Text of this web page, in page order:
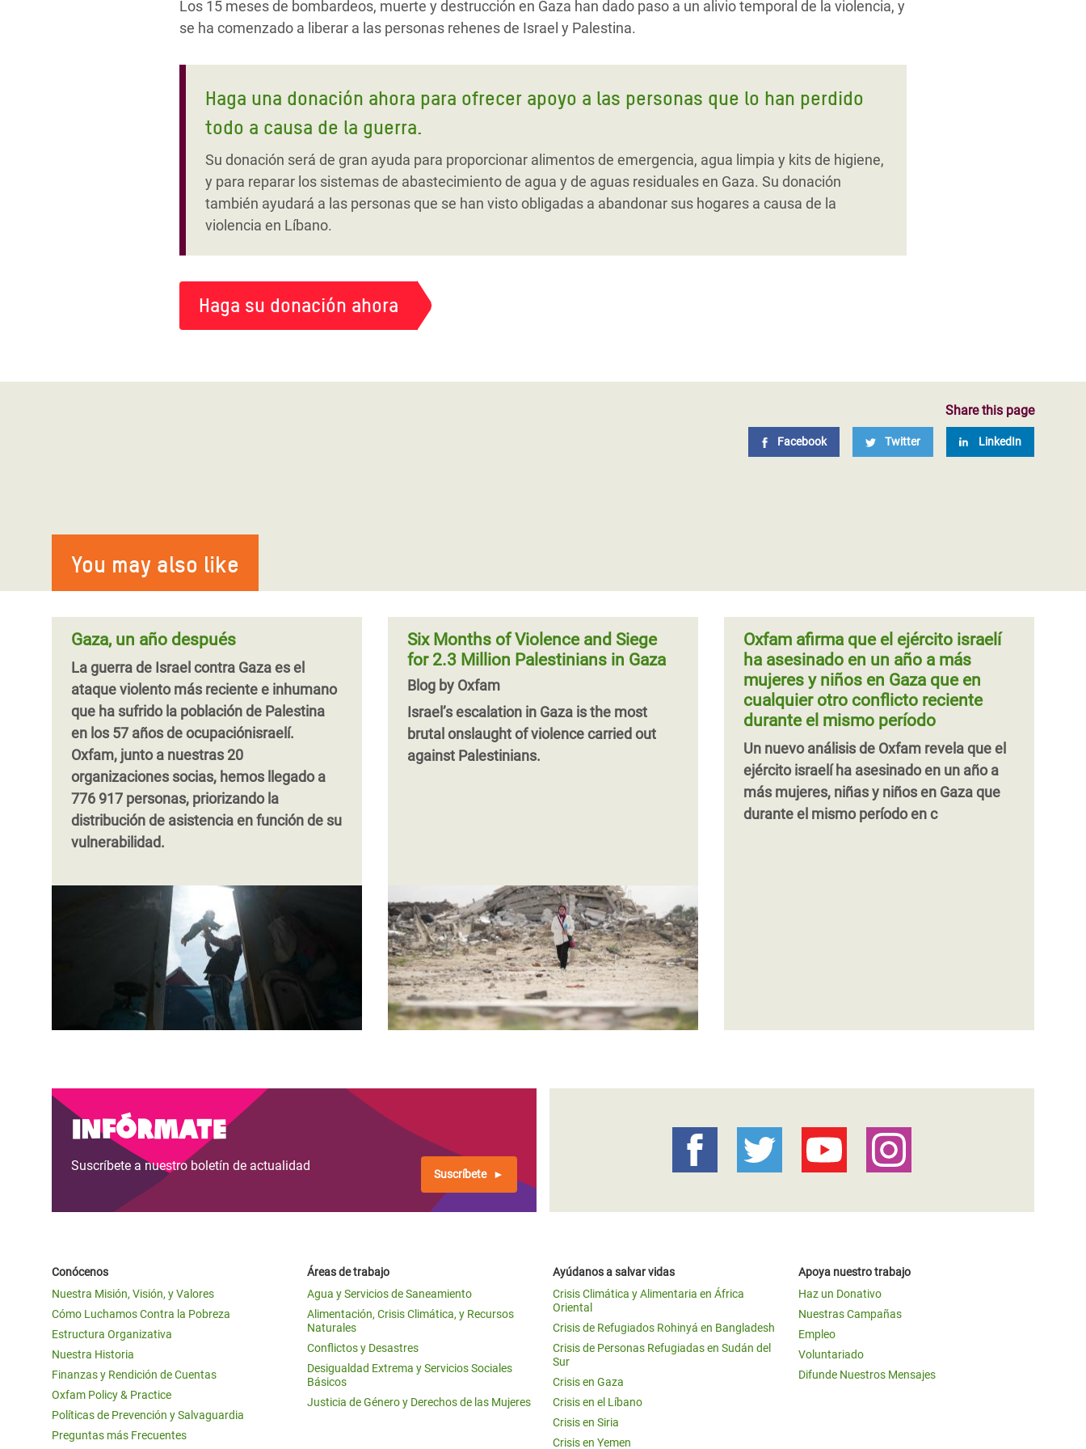
Los 15 meses de bombardeos, muerte y destrucción en Gaza han dado paso a un alivio temporal de la violencia, y
se ha comenzado a liberar a las personas rehenes de Israel y Palestina.
Haga una donación ahora para ofrecer apoyo a las personas que lo han perdido
todo a causa de la guerra.
Su donación será de gran ayuda para proporcionar alimentos de emergencia, agua limpia y kits de higiene,
y para reparar los sistemas de abastecimiento de agua y de aguas residuales en Gaza. Su donación
también ayudará a las personas que se han visto obligadas a abandonar sus hogares a causa de la
violencia en Líbano.
Haga su donación ahora
Share this page
Facebook Twitter LinkedIn
You may also like
Gaza, un año después
La guerra de Israel contra Gaza es el
ataque violento más reciente e inhumano
que ha sufrido la población de Palestina
en los 57 años de ocupaciónisraelí.
Oxfam, junto a nuestras 20
organizaciones socias, hemos llegado a
776 917 personas, priorizando la
distribución de asistencia en función de su
vulnerabilidad.
Six Months of Violence and Siege
for 2.3 Million Palestinians in Gaza
Blog by Oxfam
Israel’s escalation in Gaza is the most
brutal onslaught of violence carried out
against Palestinians.
Oxfam afirma que el ejército israelí
ha asesinado en un año a más
mujeres y niños en Gaza que en
cualquier otro conflicto reciente
durante el mismo período
Un nuevo análisis de Oxfam revela que el
ejército israelí ha asesinado en un año a
más mujeres, niñas y niños en Gaza que
durante el mismo período en c
Infórmate
Suscríbete a nuestro boletín de actualidad
Suscríbete
Conócenos
Nuestra Misión, Visión, y Valores
Cómo Luchamos Contra la Pobreza
Estructura Organizativa
Nuestra Historia
Finanzas y Rendición de Cuentas
Oxfam Policy & Practice
Políticas de Prevención y Salvaguardia
Preguntas más Frecuentes
Áreas de trabajo
Agua y Servicios de Saneamiento
Alimentación, Crisis Climática, y Recursos
Naturales
Conflictos y Desastres
Desigualdad Extrema y Servicios Sociales
Básicos
Justicia de Género y Derechos de las Mujeres
Ayúdanos a salvar vidas
Crisis Climática y Alimentaria en África
Oriental
Crisis de Refugiados Rohinyá en Bangladesh
Crisis de Personas Refugiadas en Sudán del
Sur
Crisis en Gaza
Crisis en el Líbano
Crisis en Siria
Crisis en Yemen
Apoya nuestro trabajo
Haz un Donativo
Nuestras Campañas
Empleo
Voluntariado
Difunde Nuestros Mensajes